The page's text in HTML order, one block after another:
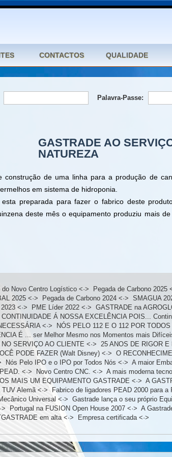
Palavra-Passe:
GASTRADE AO
NATUREZA
de uma linha para a produção de
em sistema de hidroponia.
preparada para fazer o fabrico deste
deste mês o equipamento produziu mais
do Novo Centro Logístico <·> Pegada de Carbono 2025
2025 <·> Pegada de Carbono 2024 <·> SMAGUA
<·> PME Líder 2022 <·> GASTRADE na
CONTINUIDADE Á NOSSA EXCELÊNCIA POIS...
<·> NÓS PELO 112 E O 112 POR
É ... ser Melhor Mesmo nos Momentos mais
SERVIÇO AO CLIENTE <·> 25 ANOS DE RIGOR E
PODE FAZER (Walt Disney) <·> O
Nós Pelo IPO e o IPO por Todos Nós <·> A maior
<·> Novo Centro CNC. <·> A mais moderna
MAIS UM EQUIPAMENTO GASTRADE <·> A
Alemã<·> Fabrico de ligadores PEAD 2000 para a
Universal <·> Gastrade lança o seu próprio
Portugal na FUSION Open House 2007 <·> A
em alta<·> Empresa certificada<·>